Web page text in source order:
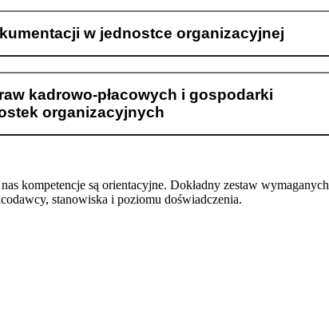
w jednostce organizacyjnej
kadrowo-płacowych i gospodarki
organizacyjnych
kompetencje są orientacyjne. Dokładny zestaw wymaganych
stanowiska i poziomu doświadczenia.